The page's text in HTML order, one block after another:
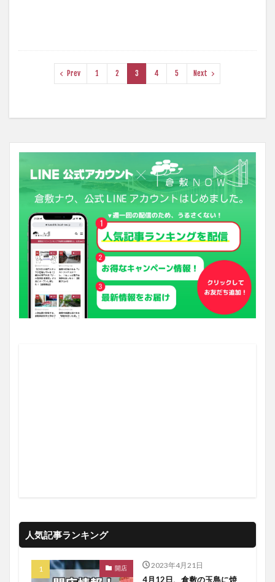
Prev 1 2 3 4 5 Next
人気記事ランキング
開店 2023年4月21日
4月12日、倉敷の玉島に焼